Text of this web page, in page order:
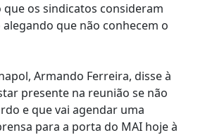
os sindicatos consideram
que não conhecem o
Armando Ferreira, disse à
presente na reunião se não
e que vai agendar uma
para a porta do MAI hoje à